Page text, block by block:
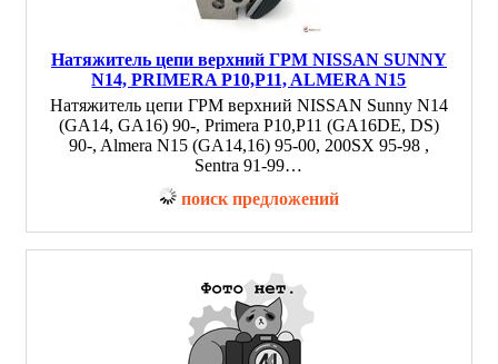
Натяжитель цепи верхний ГРМ NISSAN SUNNY
N14, PRIMERA P10,P11, ALMERA N15
Натяжитель цепи ГРМ верхний NISSAN Sunny N14
(GA14, GA16) 90-, Primera P10,P11 (GA16DE, DS)
90-, Almera N15 (GA14,16) 95-00, 200SX 95-98 ,
Sentra 91-99…
поиск предложений